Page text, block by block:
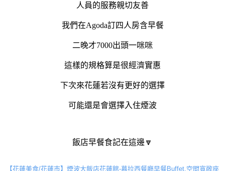
人員的服務親切友善
我們在Agoda訂四人房含早餐
二晚才7000出頭一咪咪
這樣的規格算是很經濟實惠
下次來花蓮若沒有更好的選擇
可能還是會選擇入住煙波
飯店早餐食記在這邊🔽
【花蓮美食/花蓮巿】煙波大飯店花蓮館-慕拉西餐廳早餐Buffet,空間寬敞座